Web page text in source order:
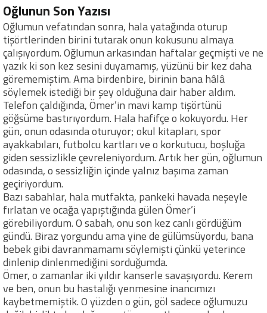
Oğlunun Son Yazısı
Oğlumun vefatından sonra, hala yatağında oturup
tişörtlerinden birini tutarak onun kokusunu almaya
çalışıyordum. Oğlumun arkasından haftalar geçmişti ve ne
yazık ki son kez sesini duyamamış, yüzünü bir kez daha
görememiştim. Ama birdenbire, birinin bana hâlâ
söylemek istediği bir şey olduğuna dair haber aldım.
Telefon çaldığında, Ömer’in mavi kamp tişörtünü
göğsüme bastırıyordum. Hala hafifçe o kokuyordu. Her
gün, onun odasında oturuyor; okul kitapları, spor
ayakkabıları, futbolcu kartları ve o korkutucu, boşluğa
giden sessizlikle çevreleniyordum. Artık her gün, oğlumun
odasında, o sessizliğin içinde yalnız başıma zaman
geçiriyordum.
Bazı sabahlar, hala mutfakta, pankeki havada neşeyle
fırlatan ve ocağa yapıştığında gülen Ömer’i
görebiliyordum. O sabah, onu son kez canlı gördüğüm
gündü. Biraz yorgundu ama yine de gülümsüyordu, bana
bebek gibi davranmamamı söylemişti çünkü yeterince
dinlenip dinlenmediğini sorduğumda.
Ömer, o zamanlar iki yıldır kanserle savaşıyordu. Kerem
ve ben, onun bu hastalığı yenmesine inancımızı
kaybetmemiştik. O yüzden o gün, göl sadece oğlumuzu